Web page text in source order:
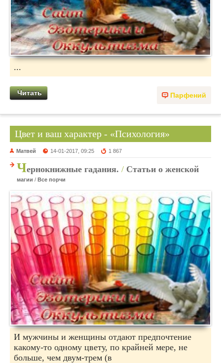
...
Парфений
Читать
Цвет и ваш характер - «Психология»
Матвей 14-01-2017, 09:25 1 867
Чернокнижные гадания. / Статьи о женской
магии / Все порчи
И мужчины и женщины отдают предпочтение
какому-то одному цвету, по крайней мере, не
больше, чем двум-трем (в